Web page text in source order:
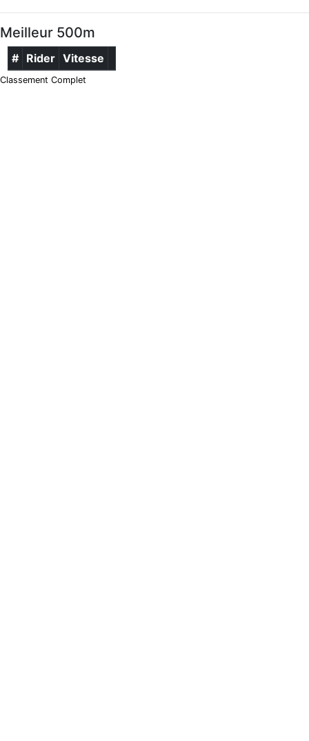
Meilleur 500m
# Rider Vitesse
Classement Complet